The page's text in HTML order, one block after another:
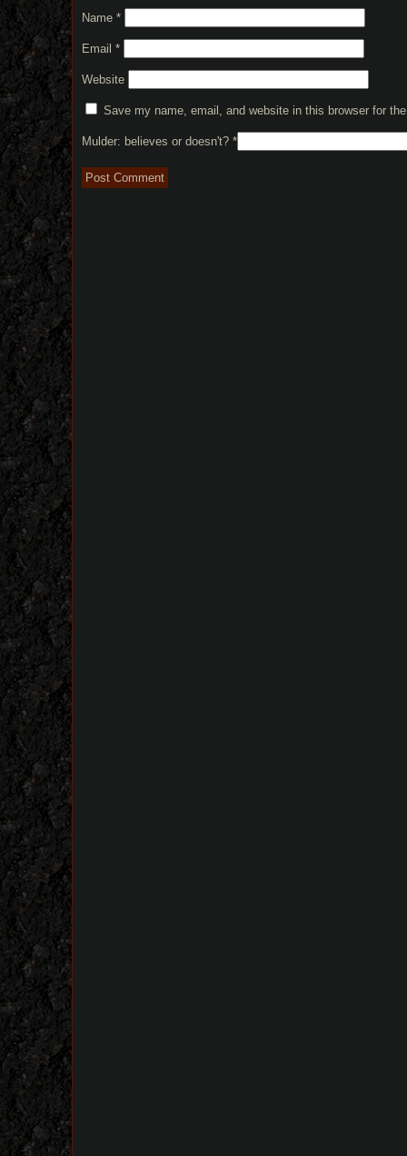
Name *
Email *
Website
Save my name, email, and website in this browser for
Mulder: believes or doesn't? *